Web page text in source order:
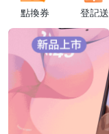
點換券 登記送